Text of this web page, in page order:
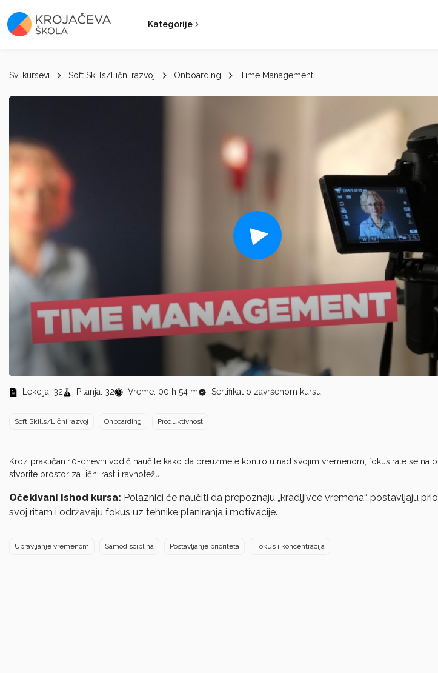
Kategorije
Svi kursevi Soft Skills/Lični razvoj Onboarding Time Management
seconds
of
secondsVolume
Lekcija: 32 Pitanja: 32 Vreme: 00 h 54 m Sertifikat o završenom kursu
Soft Skills/Lični razvoj Onboarding Produktivnost
Kroz praktičan 10-dnevni vodič naučite kako da preuzmete kontrolu nad svojim vremenom, fokusirate se na
stvorite prostor za lični rast i ravnotežu.
Očekivani ishod kursa: Polaznici će naučiti da prepoznaju „kradljivce vremena“, postavljaju
svoj ritam i održavaju fokus uz tehnike planiranja i motivacije.
Upravljanje vremenom Samodisciplina Postavljanje prioriteta Fokus i koncentracija